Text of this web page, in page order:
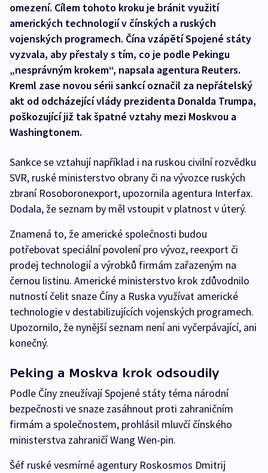
omezení. Cílem tohoto kroku je bránit využití
amerických technologií v čínských a ruských
vojenských programech. Čína vzápětí Spojené státy
vyzvala, aby přestaly s tím, co je podle Pekingu
„nesprávným krokem“, napsala agentura Reuters.
Kreml zase novou sérii sankcí označil za nepřátelský
akt od odcházející vlády prezidenta Donalda Trumpa,
poškozující již tak špatné vztahy mezi Moskvou a
Washingtonem.
Sankce se vztahují například i na ruskou civilní rozvědku
SVR, ruské ministerstvo obrany či na vývozce ruských
zbraní Rosoboronexport, upozornila agentura Interfax.
Dodala, že seznam by měl vstoupit v platnost v úterý.
Znamená to, že americké společnosti budou
potřebovat speciální povolení pro vývoz, reexport či
prodej technologií a výrobků firmám zařazeným na
černou listinu. Americké ministerstvo krok zdůvodnilo
nutností čelit snaze Číny a Ruska využívat americké
technologie v destabilizujících vojenských programech.
Upozornilo, že nynější seznam není ani vyčerpávající, ani
konečný.
Peking a Moskva krok odsoudily
Podle Číny zneužívají Spojené státy téma národní
bezpečnosti ve snaze zasáhnout proti zahraničním
firmám a společnostem, prohlásil mluvčí čínského
ministerstva zahraničí Wang Wen-pin.
Šéf ruské vesmírné agentury Roskosmos Dmitrij